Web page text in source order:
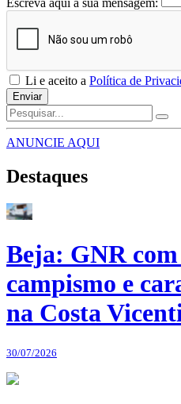
Escreva aqui a sua mensagem:
Li e aceito a Política de
Enviar
ANUNCIE AQUI
Destaques
Beja: GNR
campismo e
na Costa
30/07/2026